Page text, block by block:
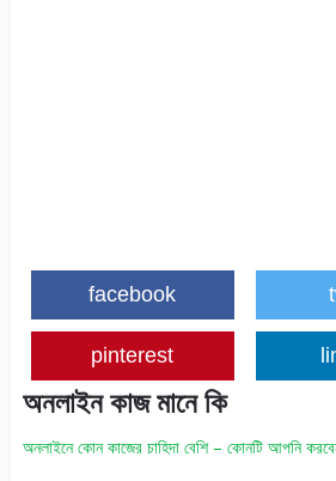
facebook
pinterest
অনলাইন কাজ মানে কি
অনলাইনে কোন কাজের চাহিদা বেশি – কোনটি আপনি